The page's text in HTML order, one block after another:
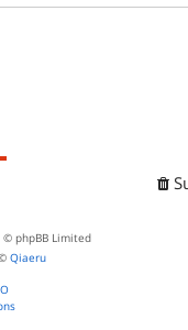
phpBB Limited
Qiaeru